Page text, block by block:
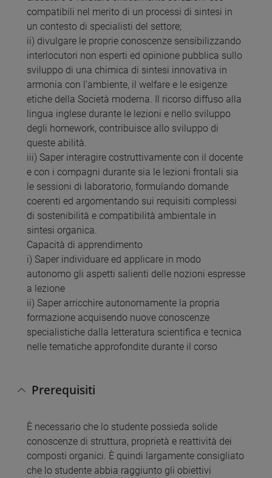
compatibili nel merito di un processi di sintesi in
un contesto di specialisti del settore;
ii) divulgare le proprie conoscenze sensibilizzando
interlocutori non esperti ed opinione pubblica sullo
sviluppo di una chimica di sintesi innovativa in
armonia con l’ambiente, il welfare e le esigenze
etiche della Società moderna. Il ricorso diffuso alla
lingua inglese durante le lezioni e nello sviluppo
degli homework, contribuisce allo sviluppo di
queste abilità.
iii) Saper interagire costruttivamente con il docente
e con i compagni durante sia le lezioni frontali sia
le sessioni di laboratorio, formulando domande
coerenti ed argomentando sui requisiti complessi
di sostenibilità e compatibilità ambientale in
sintesi organica.
Capacità di apprendimento
i) Saper individuare ed applicare in modo
autonomo gli aspetti salienti delle nozioni espresse
a lezione
ii) Saper arricchire autonomamente la propria
formazione acquisendo nuove conoscenze
specialistiche dalla letteratura scientifica e tecnica
nelle tematiche approfondite durante il corso
Prerequisiti
È necessario che lo studente possieda solide
conoscenze di struttura, proprietà e reattività dei
composti organici. È quindi largamente consigliato
che lo studente abbia raggiunto gli obiettivi